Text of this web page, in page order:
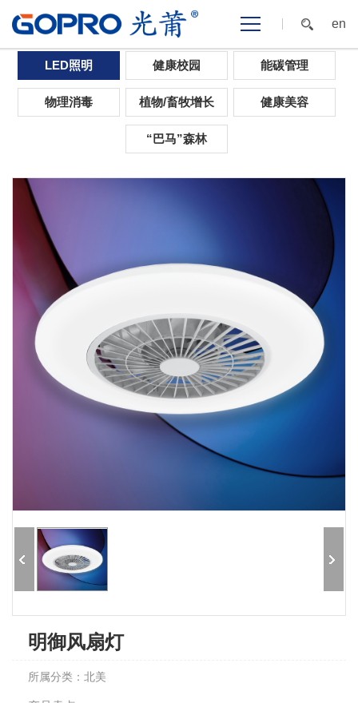
en
首页 >光应用 >LED照明 >北美
LED照明 健康校园 能碳管理
物理消毒 植物/畜牧增长 健康美容
“巴马”森林
明御风扇灯
所属分类：北美